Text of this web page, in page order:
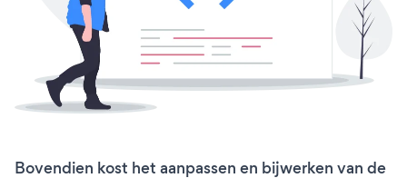
Bovendien kost het aanpassen en bijwerken van de